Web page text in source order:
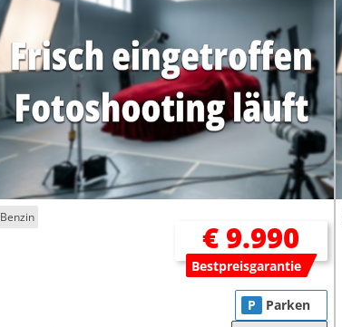
Benzin
€ 9.990
Bestpreisgarantie
P Parken